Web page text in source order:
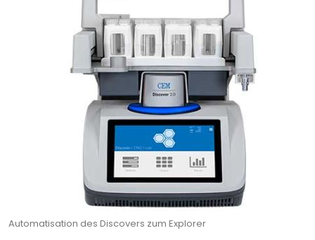
Automatisation des Discovers zum Explorer